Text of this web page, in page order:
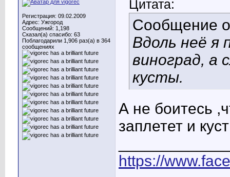
Регистрация: 09.02.2009
Адрес: Ужгород
Сообщений: 1,198
Сказал(а) спасибо: 63
Поблагодарили 1,906 раз(а) в 364
сообщениях
Цитата:
Сообщение
Вдоль неё я
виноград, а
кусты.
А не боитесь
заплетет и
https://